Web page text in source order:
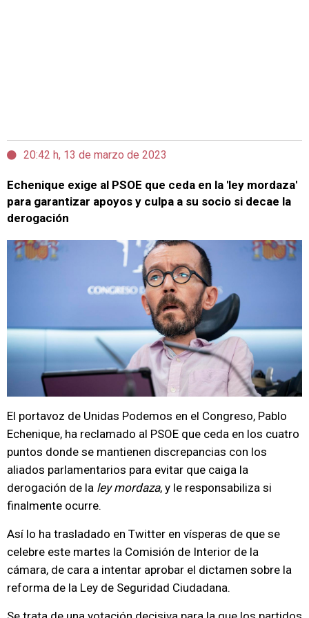
20:42 h, 13 de marzo de 2023
Echenique exige al PSOE que ceda en la 'ley mordaza'
para garantizar apoyos y culpa a su socio si decae la
derogación
El portavoz de Unidas Podemos en el Congreso, Pablo
Echenique, ha reclamado al PSOE que ceda en los cuatro
puntos donde se mantienen discrepancias con los
aliados parlamentarios para evitar que caiga la
derogación de la ley mordaza, y le responsabiliza si
finalmente ocurre.
Así lo ha trasladado en Twitter en vísperas de que se
celebre este martes la Comisión de Interior de la
cámara, de cara a intentar aprobar el dictamen sobre la
reforma de la Ley de Seguridad Ciudadana.